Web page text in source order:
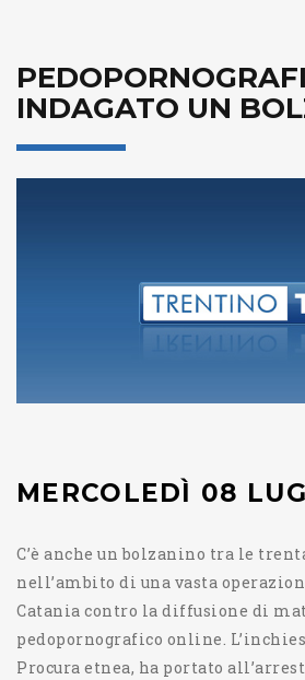
INDAGATO UN
MERCOLEDÌ 08
C’è anche un bolzanino tra le
nell’ambito di una vasta
Catania contro la diffusione di
pedopornografico online.
Procura etnea, ha portato